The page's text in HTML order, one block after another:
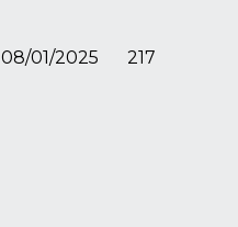
08/01/2025 217